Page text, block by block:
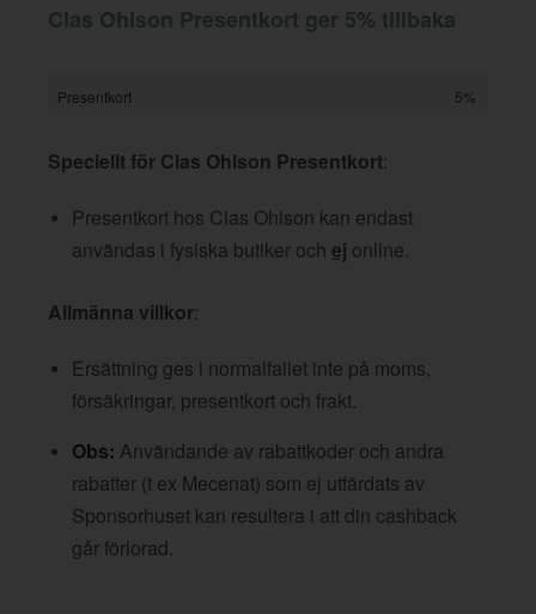
Clas Ohlson Presentkort ger 5% tillbaka
Presentkort 5%
Speciellt för Clas Ohlson Presentkort:
Presentkort hos Clas Ohlson kan endast
användas i fysiska butiker och ej online.
Allmänna villkor:
Ersättning ges i normalfallet inte på moms,
försäkringar, presentkort och frakt.
Obs: Användande av rabattkoder och andra
rabatter (t ex Mecenat) som ej utfärdats av
Sponsorhuset kan resultera i att din cashback
går förlorad.